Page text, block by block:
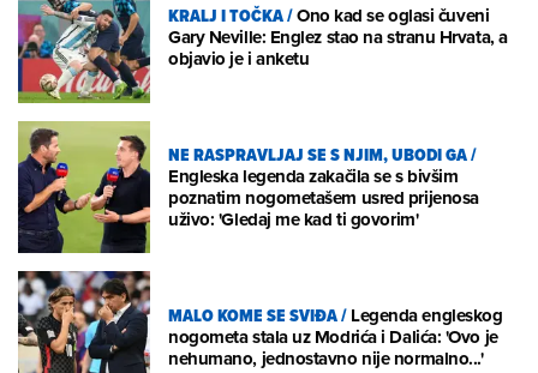
KRALJ I TOČKA/Ono kad se oglasi čuveni
Gary Neville: Englez stao na stranu Hrvata, a
objavio je i anketu
NE RASPRAVLJAJ SE S NJIM, UBODI GA/
Engleska legenda zakačila se s bivšim
poznatim nogometašem usred prijenosa
uživo: 'Gledaj me kad ti govorim'
MALO KOME SE SVIĐA/Legenda engleskog
nogometa stala uz Modrića i Dalića: 'Ovo je
nehumano, jednostavno nije normalno...'